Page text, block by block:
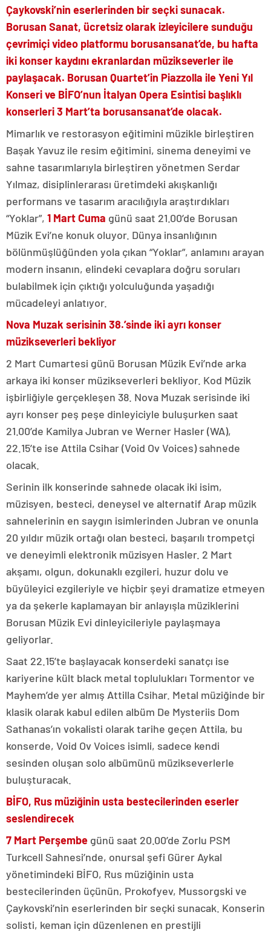
Çaykovski’nin eserlerinden bir seçki sunacak.
Borusan Sanat, ücretsiz olarak izleyicilere sunduğu
çevrimiçi video platformu borusansanat’de, bu hafta
iki konser kaydını ekranlardan müzikseverler ile
paylaşacak. Borusan Quartet’in Piazzolla ile Yeni Yıl
Konseri ve BİFO’nun İtalyan Opera Esintisi başlıklı
konserleri 3 Mart’ta borusansanat’de olacak.
Mimarlık ve restorasyon eğitimini müzikle birleştiren
Başak Yavuz ile resim eğitimini, sinema deneyimi ve
sahne tasarımlarıyla birleştiren yönetmen Serdar
Yılmaz, disiplinlerarası üretimdeki akışkanlığı
performans ve tasarım aracılığıyla araştırdıkları
“Yoklar”, 1 MartCuma günü saat 21.00’de Borusan
Müzik Evi’ne konuk oluyor. Dünya insanlığının
bölünmüşlüğünden yola çıkan “Yoklar”, anlamını arayan
modern insanın, elindeki cevaplara doğru soruları
bulabilmek için çıktığı yolculuğunda yaşadığı
mücadeleyi anlatıyor.
Nova Muzak serisinin 38.’sinde iki ayrı konser
müzikseverleri bekliyor
2 Mart Cumartesi günü Borusan Müzik Evi’nde arka
arkaya iki konser müzikseverleri bekliyor. Kod Müzik
işbirliğiyle gerçekleşen 38. Nova Muzak serisinde iki
ayrı konser peş peşe dinleyiciyle buluşurken saat
21.00’de Kamilya Jubran ve Werner Hasler (WA),
22.15’te ise Attila Csihar (Void Ov Voices) sahnede
olacak.
Serinin ilk konserinde sahnede olacak iki isim,
müzisyen, besteci, deneysel ve alternatif Arap müzik
sahnelerinin en saygın isimlerinden Jubran ve onunla
20 yıldır müzik ortağı olan besteci, başarılı trompetçi
ve deneyimli elektronik müzisyen Hasler. 2 Mart
akşamı, olgun, dokunaklı ezgileri, huzur dolu ve
büyüleyici ezgileriyle ve hiçbir şeyi dramatize etmeyen
ya da şekerle kaplamayan bir anlayışla müziklerini
Borusan Müzik Evi dinleyicileriyle paylaşmaya
geliyorlar.
Saat 22.15’te başlayacak konserdeki sanatçı ise
kariyerine kült black metal toplulukları Tormentor ve
Mayhem’de yer almış Attilla Csihar. Metal müziğinde bir
klasik olarak kabul edilen albüm De Mysteriis Dom
Sathanas’ın vokalisti olarak tarihe geçen Attila, bu
konserde, Void Ov Voices isimli, sadece kendi
sesinden oluşan solo albümünü müzikseverlerle
buluşturacak.
BİFO, Rus müziğinin usta bestecilerinden eserler
seslendirecek
7 Mart Perşembe günü saat 20.00’de Zorlu PSM
Turkcell Sahnesi’nde, onursal şefi Gürer Aykal
yönetimindeki BİFO, Rus müziğinin usta
bestecilerinden üçünün, Prokofyev, Mussorgski ve
Çaykovski’nin eserlerinden bir seçki sunacak. Konserin
solisti, keman için düzenlenen en prestijli